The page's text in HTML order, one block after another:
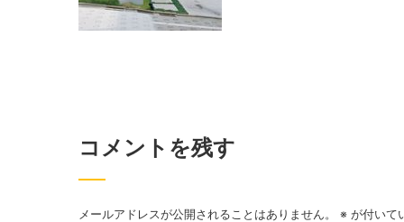
コメントを残す
メールアドレスが公開されることはありません。 ※ が付いて